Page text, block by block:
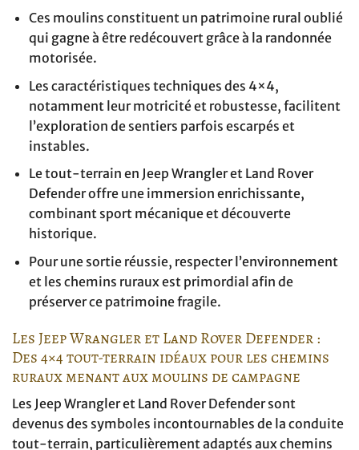
Ces moulins constituent un patrimoine rural oublié
qui gagne à être redécouvert grâce à la randonnée
motorisée.
Les caractéristiques techniques des 4×4,
notamment leur motricité et robustesse, facilitent
l’exploration de sentiers parfois escarpés et
instables.
Le tout-terrain en Jeep Wrangler et Land Rover
Defender offre une immersion enrichissante,
combinant sport mécanique et découverte
historique.
Pour une sortie réussie, respecter l’environnement
et les chemins ruraux est primordial afin de
préserver ce patrimoine fragile.
Les Jeep Wrangler et Land Rover Defender :
Des 4×4 tout-terrain idéaux pour les chemins
ruraux menant aux moulins de campagne
Les Jeep Wrangler et Land Rover Defender sont
devenus des symboles incontournables de la conduite
tout-terrain, particulièrement adaptés aux chemins